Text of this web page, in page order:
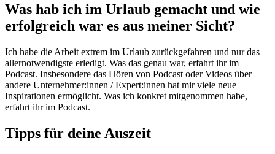
Was hab ich im Urlaub gemacht und wie
erfolgreich war es aus meiner Sicht?
Ich habe die Arbeit extrem im Urlaub zurückgefahren und nur das
allernotwendigste erledigt. Was das genau war, erfahrt ihr im
Podcast. Insbesondere das Hören von Podcast oder Videos über
andere Unternehmer:innen / Expert:innen hat mir viele neue
Inspirationen ermöglicht. Was ich konkret mitgenommen habe,
erfahrt ihr im Podcast.
Tipps für deine Auszeit